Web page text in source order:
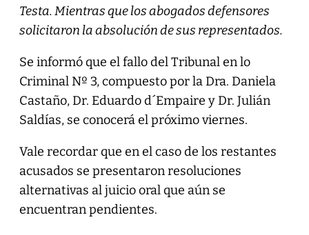
Testa. Mientras que los abogados defensores
solicitaron la absolución de sus representados.
Se informó que el fallo del Tribunal en lo
Criminal Nº 3, compuesto por la Dra. Daniela
Castaño, Dr. Eduardo d´Empaire y Dr. Julián
Saldías, se conocerá el próximo viernes.
Vale recordar que en el caso de los restantes
acusados se presentaron resoluciones
alternativas al juicio oral que aún se
encuentran pendientes.